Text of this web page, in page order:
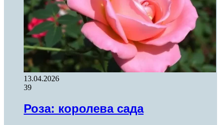
13.04.2026
39
Роза: королева сада